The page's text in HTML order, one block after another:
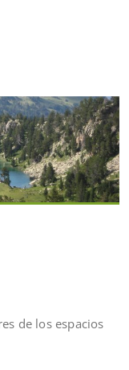
de los espacios